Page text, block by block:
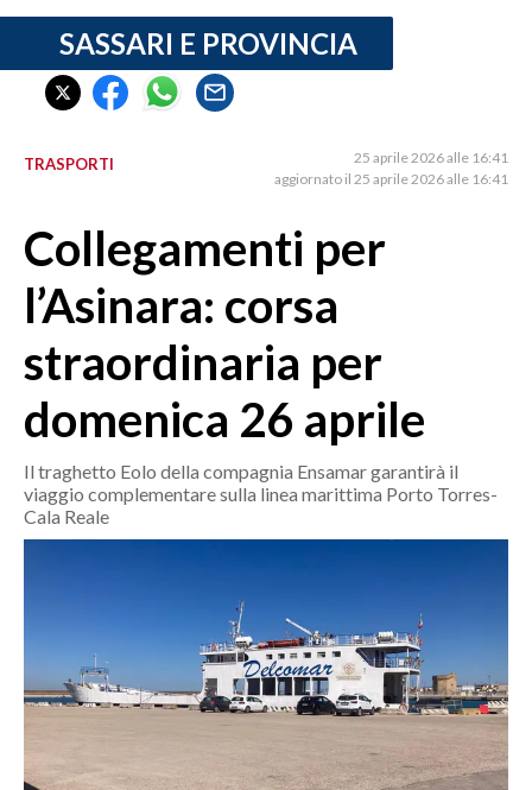
CRONACA SARDEGNA
CAGLIARI
SULCIS IGLESIENTE
SASSARI E PROVINCIA
GALLURA
OGLIASTRA
AGENDA
ITALIA
SERVIZI ALLE IMPRESE
LAVORO
BANDI
SASSARI E PROVINCIA
TRASPORTI
25 aprile 2026 alle 16:41
aggiornato il 25 aprile 2026 alle 16:41
Collegamenti per
l’Asinara: corsa
straordinaria per
domenica 26 aprile
Il traghetto Eolo della compagnia Ensamar garantirà il
viaggio complementare sulla linea marittima Porto Torres-
Cala Reale